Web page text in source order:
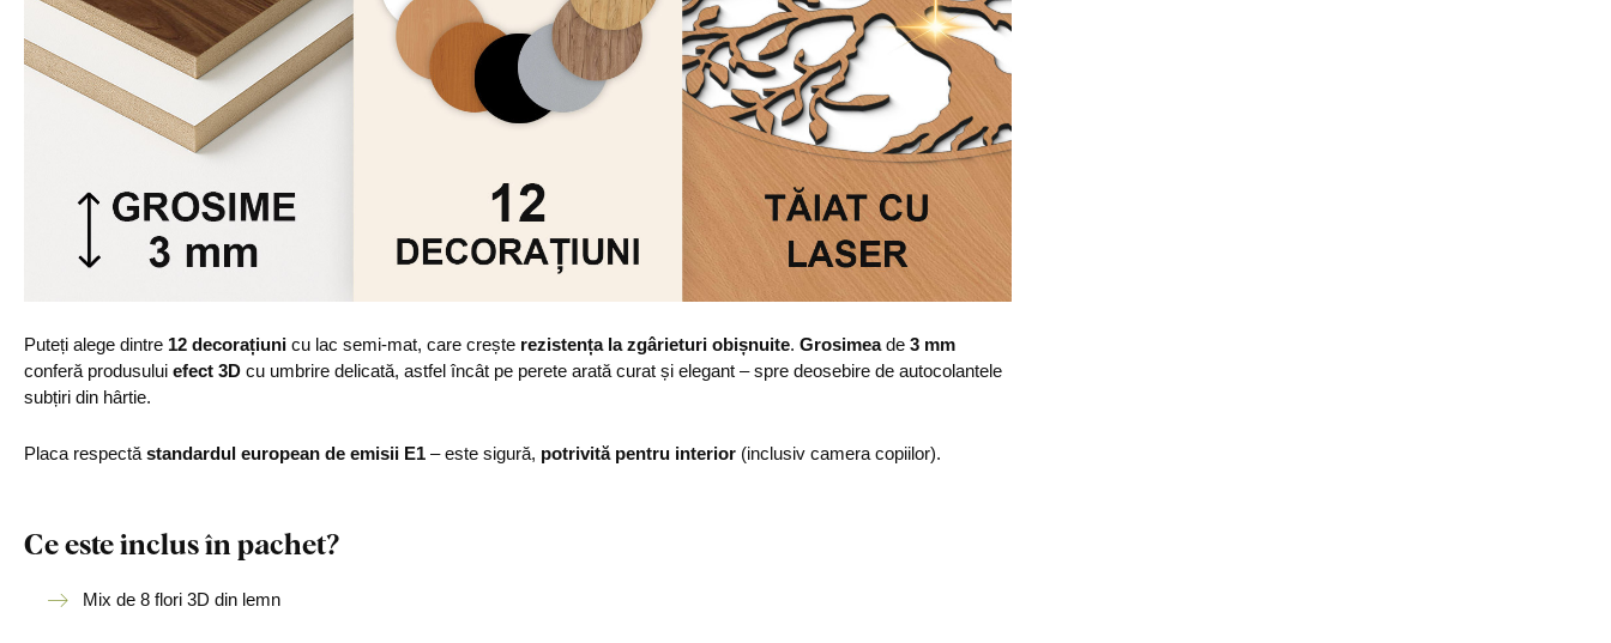
Puteți alege dintre 12 decorațiuni cu lac semi-mat, care crește rezistența la zgârieturi obișnuite. Grosimeade 3 mm
conferă produsului efect 3D cu umbrire delicată, astfel încât pe perete arată curat și elegant – spre deosebire de autocolantele
subțiri din hârtie.
Placa respectă standardul european de emisii E1 – este sigură, potrivită pentru interior (inclusiv camera copiilor).
Ce este inclus în pachet?
Mix de 8 flori 3D din lemn